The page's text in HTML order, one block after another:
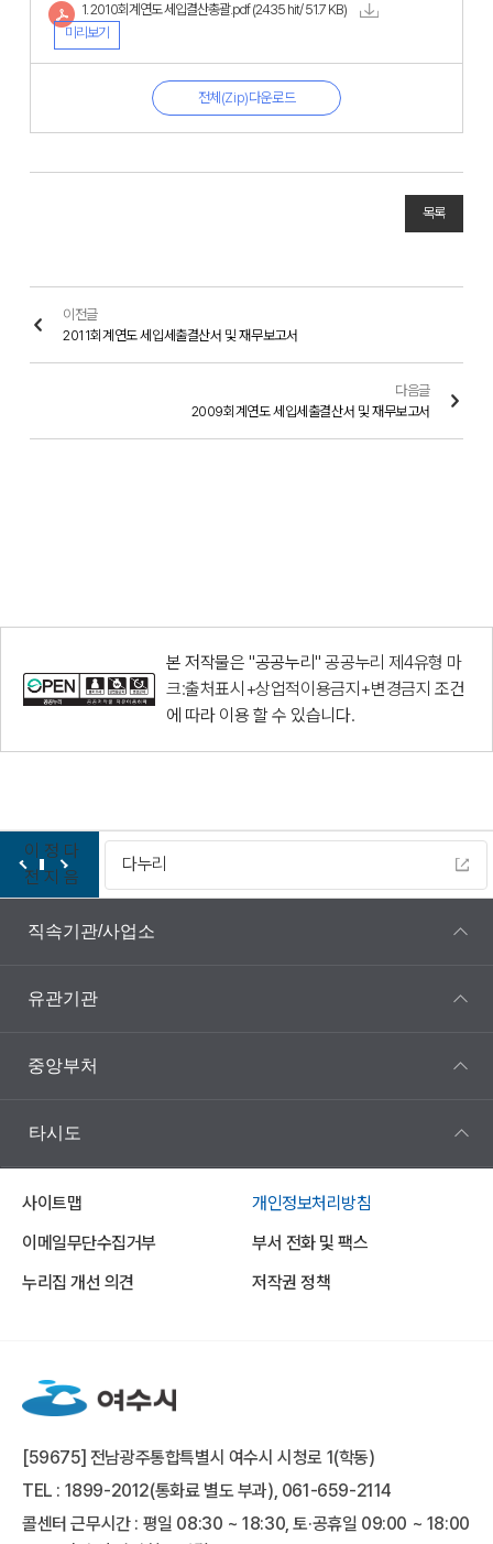
1. 2010회계연도 세입결산총괄.pdf (2435 hit/ 51.7 KB)
미리보기
전체(Zip)다운로드
목록
이전글
2011회계연도 세입세출결산서 및 재무보고서
다음글
2009회계연도 세입세출결산서 및 재무보고서
본 저작물은 "공공누리"공공누리 제4유형 마
크:출처표시+상업적이용금지+변경금지 조건
에 따라 이용 할 수 있습니다.
이
전
정
지
다
음
다누리
직속기관/사업소
유관기관
중앙부처
타시도
사이트맵
개인정보처리방침
이메일무단수집거부
부서 전화 및 팩스
누리집 개선 의견
저작권 정책
[59675] 전남광주통합특별시 여수시 시청로 1(학동)
TEL : 1899-2012(통화료 별도 부과), 061-659-2114
콜센터 근무시간 : 평일 08:30 ~ 18:30, 토·공휴일 09:00 ~ 18:00